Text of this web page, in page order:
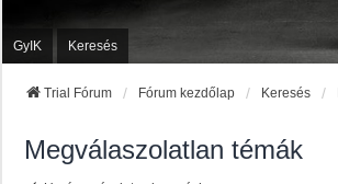
GyIK Keresés
Trial Fórum Fórum kezdőlap Keresés
Megválaszolatlan témák